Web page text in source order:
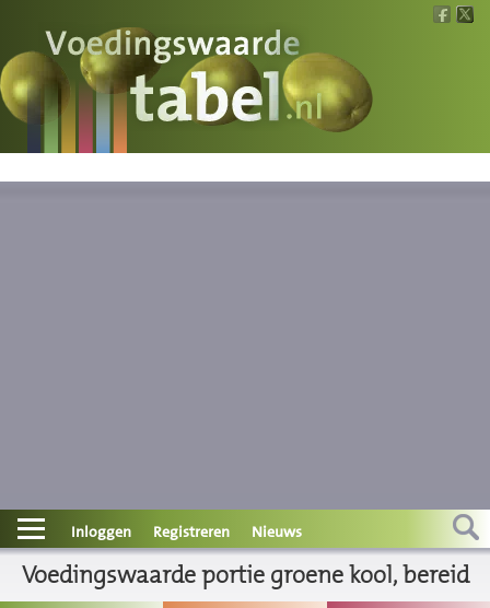
Voedingswaarde
Wat is wat?
Contact
Informatie
Inloggen Registreren Nieuws
Voedingswaarde portie groene kool, bereid